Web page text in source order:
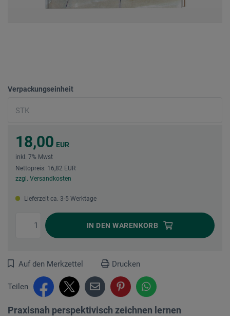
Verpackungseinheit
18,00 EUR
inkl. 7% Mwst
Nettopreis: 16,82 EUR
zzgl. Versandkosten
Lieferzeit ca. 3-5 Werktage
IN DEN WARENKORB
Auf den Merkzettel Drucken
Teilen
Praxisnah perspektivisch zeichnen lernen